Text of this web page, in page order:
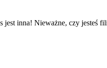
inna! Nieważne, czy jesteś